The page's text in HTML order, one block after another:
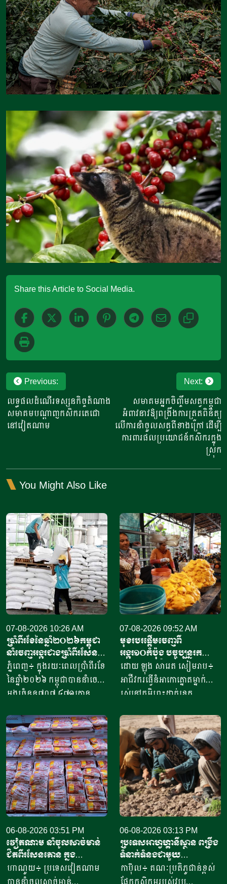
Share this Article to Social Media.
Post
navigation
Previous:
លទ្ធផលដំណើរទស្សនកិច្ចតំណាង
សមាគមបណ្តាញកសិករតេជោ
នៅវៀតណាម
Next:
សមាគមអ្នកចិញ្ចឹមសត្វកម្ពុជា​​
អំពាវនាវឱ្យ​ពង្រឹងការត្រួតពិនិត្យ​
លើការនាំចូលសត្វ​ពីខាងក្រៅ​​ ដើម្បី
ការពារ​ផលប្រយោជន៍កសិករក្នុង
ស្រុក​
You Might Also Like
07-08-2026 10:26 AM
ប្រាំពីរខែនៃឆ្នាំ​២០២៦កម្ពុជា
នាំចេញអង្ករជាងប្រាំពីរសែន​
តោន គិតជាទឹកប្រាក់​
ជាង៤១៥លានដុល្លារ
ភ្នំពេញ៖ ក្នុងរយៈពេលប្រាំពីរខែ
នៃឆ្នាំ២០២៦ កម្ពុជាបាននាំចេញ
អង្ករចំនួន៧០៧ ៤៧១តោន​
ចំនួន៦១ក្រុមហ៊ុន ដោយនាំ
ចេញទៅកាន់គោលដៅចំនួន៦៦
ដែលក្នុងនោះទៅកាន់បណ្តា
ប្រទេសនៅក្នុងតំបន់អឺរ៉ុប
ចំនួន៣៣ ​បានបរិមាណអង្ករ
ចំនួន២០៧ ១៥៧តោន គិតជា
ទឹកប្រាក់ចំនួន១៥៦,៤៥​លាន
ដុល្លារ។ ឧកញ៉ា ឡាយ ឈុនហួ
ប្រធានសហព័ន្ធស្រូវអង្ករកម្ពុជា
បានមានប្រសាសន៍ថា ការនាំ
ចេញអង្ករសម្រាប់ឆ្នាំ២០២៦នេះ
នឹងសម្រេចបានជោគជ័យតាម
07-08-2026 09:52 AM
មុខរបរផ្តើមចេញពី
អង្ករ១០កំប៉ុង​ បច្ចុប្បន្ន​រក
ចំណូលបាន​ជិត១០លានរៀល
ក្នុងមួយថ្ងៃ
ដោយ ឡុង សារេត​ សៀមរាប៖ ​
អាជីវករ​​ធ្វើនំអាកោត្នោត​ម្នាក់
រស់នៅភូមិព្រះដាក់ខេត្ត
ចាប់ផ្តើម​ដំបូង​ចេញពីអង្ករ​
១០កំប៉ុង ឬមានទម្ងន់​ប្រហែល​បី
គីឡូក្រាម រហូតមកដល់ឆ្នាំ​
២០២៦នេះ អាច​លក់នំបាន​ពី៤
០០០ ទៅ​៨០០០នំ​ គិតជាប្រាក់
ចំណូលសរុបបានពីបីលានដល់​
ប្រាំបីលានរៀល​ក្នុងមួយថ្ងៃ​។ អ្នក
ស្រី ថ្លុង ថាន ម្ចាស់ហាង​យីហោ
“អាកោត្នោតព្រះដាក់” នៅឃុំព្រះ
ដាក់​ ស្រុក​បន្ទាយស្រី ខេត្ត
សៀមរាប​ បានឱ្យដឹង​ថា មុខរបរ
ធ្វើនំអាកោត្នោត​លក់ជូនប្រជា
06-08-2026 03:51 PM
វៀតណាម នាំចូលសាច់មាន់
ជិតពីរសែនតោន ក្នុង
ឆមាសទី១ ដោយភាគច្រើននាំ
ចូលពីអាម៉េរិក
ហាណូយ៖ ប្រទេសវៀតណាម
បាននាំចូលសាច់មាន់
06-08-2026 03:13 PM
ប្រទេសអាហ្វហ្គានីស្ថាន ពង្រឹង
ទំនាក់ទំនងជាមួយ
ប្រទេសម៉ុលដូវ៉ា ដើម្បីជំរុញ
កិច្ចសហប្រតិបត្តិការផ្នែក
កាប៊ុល៖ គណៈប្រតិភូជាន់ខ្ពស់
ផ្នែកកសិកម្មរបស់វប្រ